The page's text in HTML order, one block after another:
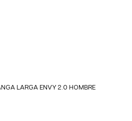
LARGA ENVY 2.0 HOMBRE